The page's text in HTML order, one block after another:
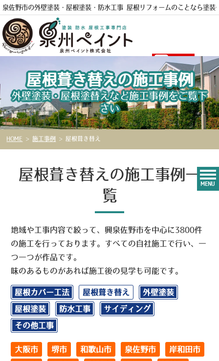
泉佐野市の外壁塗装・屋根塗装・防水工事 屋根リフォームのことなら塗装
電話
MENU
屋根葺き替えの施工事例
外壁塗装・屋根塗替えなど施工事例をご覧下
さい
HOME >施工事例 > 屋根葺き替え
屋根葺き替えの施工事例一
覧
地域や工事内容で絞って、興泉佐野市を中心に3800件
の施工を行っております。すべての自社施工で行い、一
つ一つが作品です。
味のあるものがあれば施工後の見学も可能です。
屋根カバー工法 屋根葺き替え 外壁塗装
屋根塗装 防水工事 サイディング
その他工事
大阪市 堺市 和歌山市 泉佐野市 岸和田市